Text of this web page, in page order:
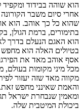
הוא שוהה בבידוד
אחרי סיום משבר
שהוא כל כך אוהב. הוא
בתימורים, ברמת הגולן,
הוא האגם הנעלם בדרך
בטיולים האלה הוא
אסף אוהב מאד את
מכל מיני מקומות בעולם,
מקווה מאד שזה יעזור
והאמת שאינני מחפש
ומאמין שנבחרת ישראל
ביכולת המיטבית שלה.